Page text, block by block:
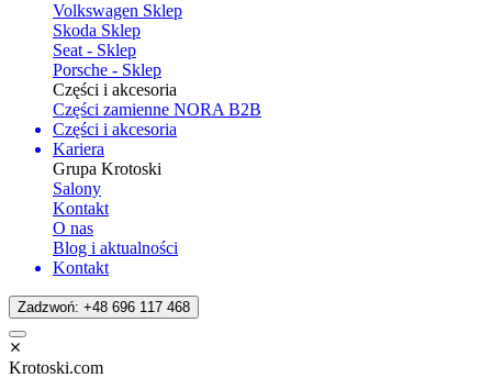
Volkswagen Sklep
Skoda Sklep
Seat - Sklep
Porsche - Sklep
Części i akcesoria
Części zamienne NORA B2B
Części i akcesoria
Kariera
Grupa Krotoski
Salony
Kontakt
O nas
Blog i aktualności
Kontakt
Zadzwoń: +48 696 117 468
Krotoski.com